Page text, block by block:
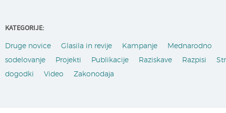
KATEGORIJE:
Druge novice Glasila in revije Kampanje
Mednarodno
sodelovanje
Projekti Publikacije Raziskave Razpisi
dogodki
Video Zakonodaja